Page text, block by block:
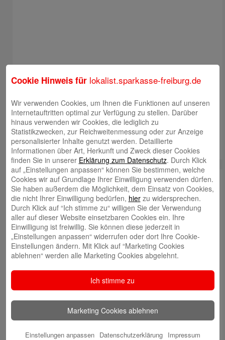
Cookie Hinweis für lokalist.sparkasse-freiburg.de
Wir verwenden Cookies, um Ihnen die Funktionen auf unseren
Internetauftritten optimal zur Verfügung zu stellen. Darüber
hinaus verwenden wir Cookies, die lediglich zu
Statistikzwecken, zur Reichweitenmessung oder zur Anzeige
personalisierter Inhalte genutzt werden. Detaillierte
Informationen über Art, Herkunft und Zweck dieser Cookies
finden Sie in unserer Erklärung zum Datenschutz. Durch Klick
auf „Einstellungen anpassen“ können Sie bestimmen, welche
Cookies wir auf Grundlage Ihrer Einwilligung verwenden dürfen.
Sie haben außerdem die Möglichkeit, dem Einsatz von Cookies,
die nicht Ihrer Einwilligung bedürfen, hierzu widersprechen.
Durch Klick auf “Ich stimme zu“ willigen Sie der Verwendung
aller auf dieser Website einsetzbaren Cookies ein. Ihre
Einwilligung ist freiwillig. Sie können diese jederzeit in
„Einstellungen anpassen“ widerrufen oder dort Ihre Cookie-
Einstellungen ändern. Mit Klick auf “Marketing Cookies
ablehnen“ werden alle Marketing Cookies abgelehnt.
Ich stimme zu
Marketing Cookies ablehnen
Einstellungen anpassen Datenschutzerklärung Impressum